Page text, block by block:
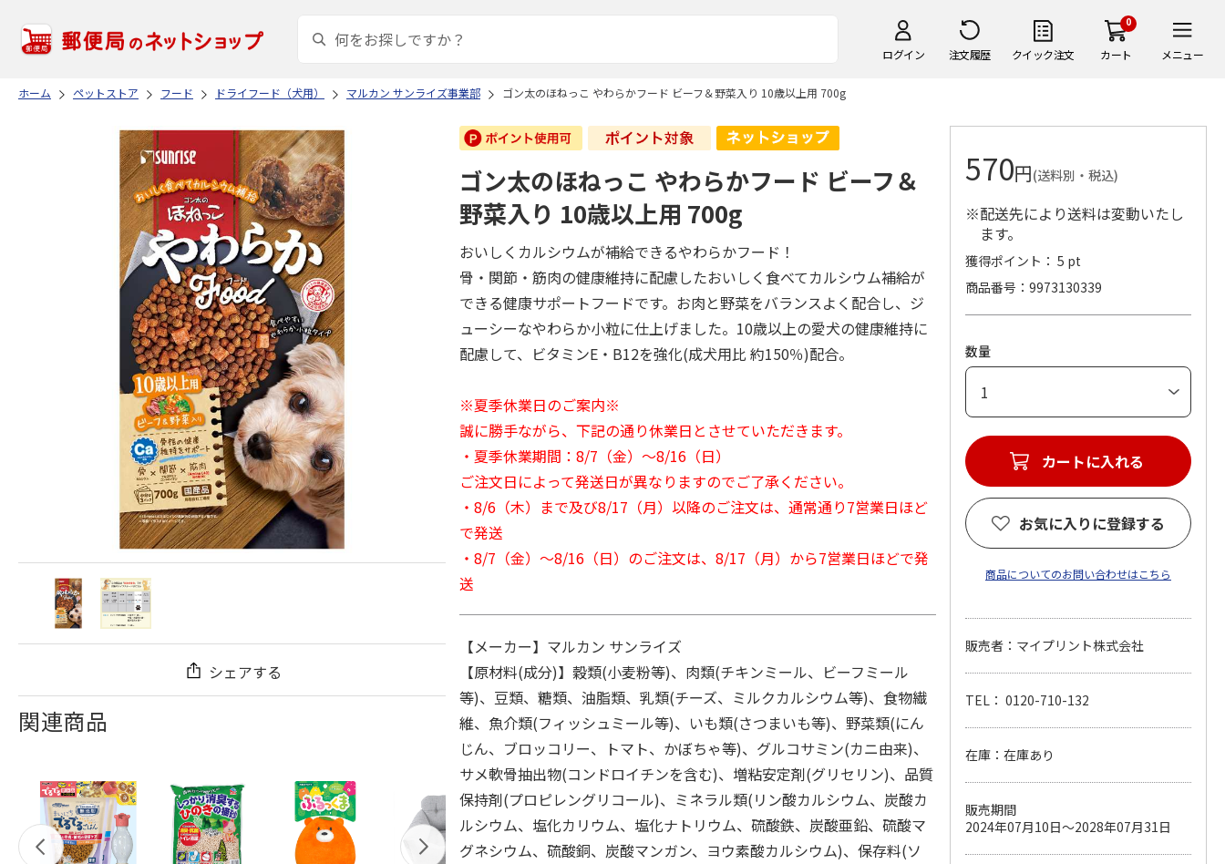
ログイン 注文履歴 クイック注文
0
カート メニュー
ホーム ペットストア フード ドライフード（犬用） マルカン サンライズ事業部 ゴン太のほねっこ やわらかフード ビーフ＆野菜入り 10歳以上用 700g
シェアする
関連商品
ゴン太のほねっこ やわらかフード ビーフ＆
野菜入り 10歳以上用 700g
おいしくカルシウムが補給できるやわらかフード！
骨・関節・筋肉の健康維持に配慮したおいしく食べてカルシウム補給が
できる健康サポートフードです。お肉と野菜をバランスよく配合し、ジ
ューシーなやわらか小粒に仕上げました。10歳以上の愛犬の健康維持に
配慮して、ビタミンE・B12を強化(成犬用比 約150％)配合。
※夏季休業日のご案内※
誠に勝手ながら、下記の通り休業日とさせていただきます。
・夏季休業期間：8/7（金）～8/16（日）
ご注文日によって発送日が異なりますのでご了承ください。
・8/6（木）まで及び8/17（月）以降のご注文は、通常通り7営業日ほど
で発送
・8/7（金）～8/16（日）のご注文は、8/17（月）から7営業日ほどで発
送
【メーカー】マルカン サンライズ
【原材料(成分)】穀類(小麦粉等)、肉類(チキンミール、ビーフミール
等)、豆類、糖類、油脂類、乳類(チーズ、ミルクカルシウム等)、食物繊
維、魚介類(フィッシュミール等)、いも類(さつまいも等)、野菜類(にん
じん、ブロッコリー、トマト、かぼちゃ等)、グルコサミン(カニ由来)、
サメ軟骨抽出物(コンドロイチンを含む)、増粘安定剤(グリセリン)、品質
保持剤(プロピレングリコール)、ミネラル類(リン酸カルシウム、炭酸カ
ルシウム、塩化カリウム、塩化ナトリウム、硫酸鉄、炭酸亜鉛、硫酸マ
グネシウム、硫酸銅、炭酸マンガン、ヨウ素酸カルシウム)、保存料(ソ
570円(送料別・税込)
※配送先により送料は変動いたし
ます。
獲得ポイント： 5 pt
商品番号
9973130339
数量
カートに入れる
お気に入りに登録する
商品についてのお問い合わせはこちら
販売者：マイプリント株式会社
TEL： 0120-710-132
在庫：在庫あり
販売期間
2024年07月10日～2028年07月31日